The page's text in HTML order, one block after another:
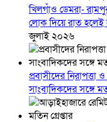
খিলগাঁও ডেমরা-
লোক দিয়ে রাত হলেই
জুলাই ২০২৬
প্রবাসীদের নিরাপত্তা
সাংবাদিকদের সঙ্গে